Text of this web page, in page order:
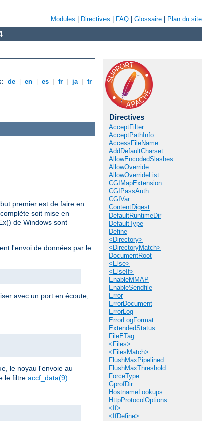
Modules Directives FAQ Glossaire Plan du site
de en es fr ja tr
Directives
AcceptFilter
AcceptPathInfo
AccessFileName
AddDefaultCharset
AllowEncodedSlashes
AllowOverride
AllowOverrideList
CGIMapExtension
CGIPassAuth
CGIVar
ContentDigest
DefaultRuntimeDir
DefaultType
Define
<Directory>
<DirectoryMatch>
DocumentRoot
<Else>
<ElseIf>
EnableMMAP
EnableSendfile
Error
ErrorDocument
ErrorLog
ErrorLogFormat
ExtendedStatus
FileETag
<Files>
<FilesMatch>
FlushMaxPipelined
FlushMaxThreshold
ForceType
GprofDir
HostnameLookups
HttpProtocolOptions
<If>
<IfDefine>
premier est de faire en
soit mise en
de Windows sont
l'envoi de données par le
avec un port en écoute,
le noyau l'envoie au
le filtre accf_data(9)